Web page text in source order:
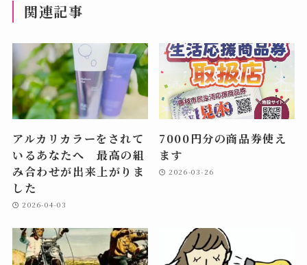
関連記事
アルカリカラーをされて
いるあなたへ 最高の組
み合わせが出来上がりま
した
2026-04-03
7000円分の商品券使え
ます
2026-03-26